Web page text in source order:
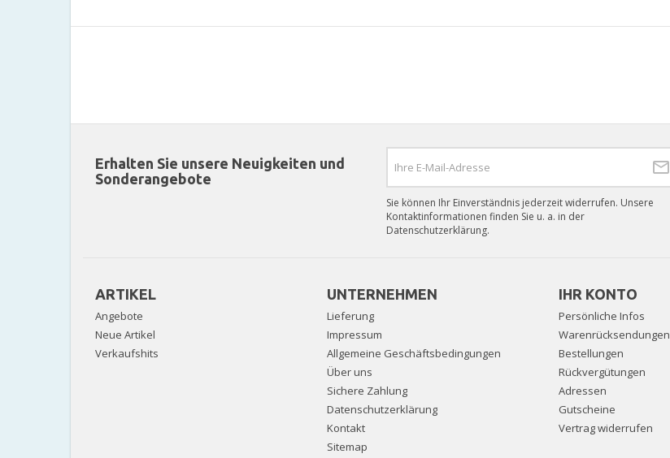
Erhalten Sie unsere Neuigkeiten und
Sonderangebote
Sie können Ihr Einverständnis jederzeit widerrufen. Unsere
Kontaktinformationen finden Sie u. a. in der
Datenschutzerklärung.
ARTIKEL
Angebote
Neue Artikel
Verkaufshits
UNTERNEHMEN
Lieferung
Impressum
Allgemeine Geschäftsbedingungen
Über uns
Sichere Zahlung
Datenschutzerklärung
Kontakt
Sitemap
IHR KONTO
Persönliche Infos
Warenrücksendungen
Bestellungen
Rückvergütungen
Adressen
Gutscheine
Vertrag widerrufen